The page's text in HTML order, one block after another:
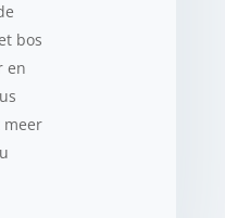
bos
en
meer